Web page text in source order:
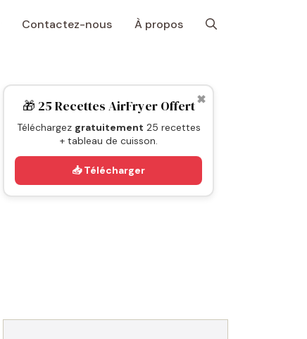
Contactez-nous À propos
✖
🎁 25 Recettes AirFryer Offert
Téléchargez gratuitement 25 recettes
+ tableau de cuisson.
📥 Télécharger